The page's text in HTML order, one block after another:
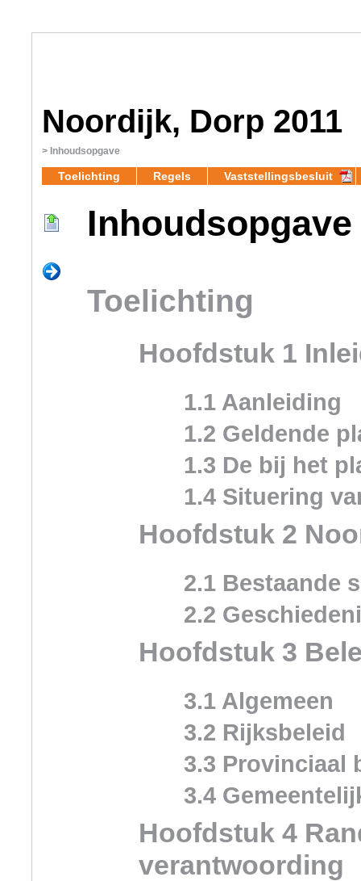
Noordijk, Dorp 2011
Inhoudsopgave
Toelichting Regels Vaststellingsbesluit
Inhoudsopgave
Toelichting
Hoofdstuk 1
1.1 Aanleiding
1.2 Geldende
1.3 De bij het
1.4 Situering
Hoofdstuk 2
2.1 Bestaande
2.2
Hoofdstuk 3
3.1 Algemeen
3.2 Rijksbeleid
3.3 Provinciaal
3.4
Hoofdstuk 4
verantwoording